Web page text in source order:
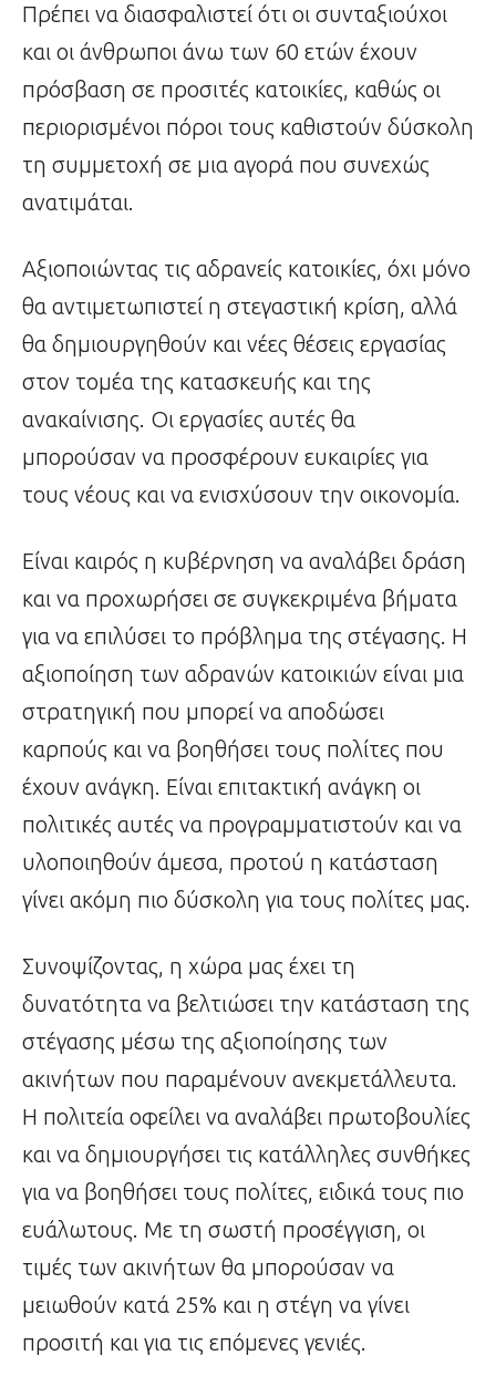
Πρέπει να διασφαλιστεί ότι οι συνταξιούχοι
και οι άνθρωποι άνω των 60 ετών έχουν
πρόσβαση σε προσιτές κατοικίες, καθώς οι
περιορισμένοι πόροι τους καθιστούν δύσκολη
τη συμμετοχή σε μια αγορά που συνεχώς
ανατιμάται.
Αξιοποιώντας τις αδρανείς κατοικίες, όχι μόνο
θα αντιμετωπιστεί η στεγαστική κρίση, αλλά
θα δημιουργηθούν και νέες θέσεις εργασίας
στον τομέα της κατασκευής και της
ανακαίνισης. Οι εργασίες αυτές θα
μπορούσαν να προσφέρουν ευκαιρίες για
τους νέους και να ενισχύσουν την οικονομία.
Είναι καιρός η κυβέρνηση να αναλάβει δράση
και να προχωρήσει σε συγκεκριμένα βήματα
για να επιλύσει το πρόβλημα της στέγασης. Η
αξιοποίηση των αδρανών κατοικιών είναι μια
στρατηγική που μπορεί να αποδώσει
καρπούς και να βοηθήσει τους πολίτες που
έχουν ανάγκη. Είναι επιτακτική ανάγκη οι
πολιτικές αυτές να προγραμματιστούν και να
υλοποιηθούν άμεσα, προτού η κατάσταση
γίνει ακόμη πιο δύσκολη για τους πολίτες μας.
Συνοψίζοντας, η χώρα μας έχει τη
δυνατότητα να βελτιώσει την κατάσταση της
στέγασης μέσω της αξιοποίησης των
ακινήτων που παραμένουν ανεκμετάλλευτα.
Η πολιτεία οφείλει να αναλάβει πρωτοβουλίες
και να δημιουργήσει τις κατάλληλες συνθήκες
για να βοηθήσει τους πολίτες, ειδικά τους πιο
ευάλωτους. Με τη σωστή προσέγγιση, οι
τιμές των ακινήτων θα μπορούσαν να
μειωθούν κατά 25% και η στέγη να γίνει
προσιτή και για τις επόμενες γενιές.